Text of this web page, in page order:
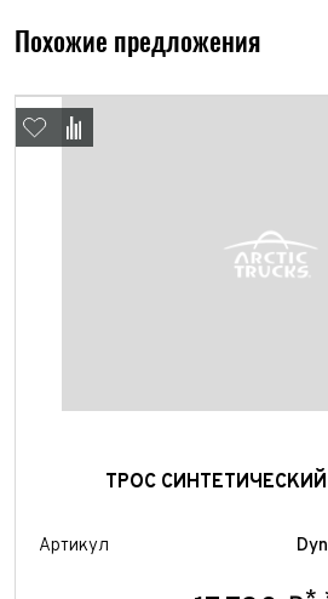
Похожие предложения
ТРОС
Артикул
Обратная
Имя*
Телефон*